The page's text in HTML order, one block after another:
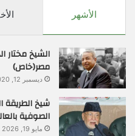
الأشهر
الشيخ
مصر(خاص)
ديسمبر 12, 2020
شيخ الطريقة
الصوفية
مايو 19, 2026